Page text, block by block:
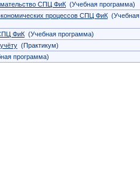
СПЦ ФиК (Учебная программа)
процессов СПЦ ФиК (Учебная
ФиК (Учебная программа)
(Практикум)
программа)